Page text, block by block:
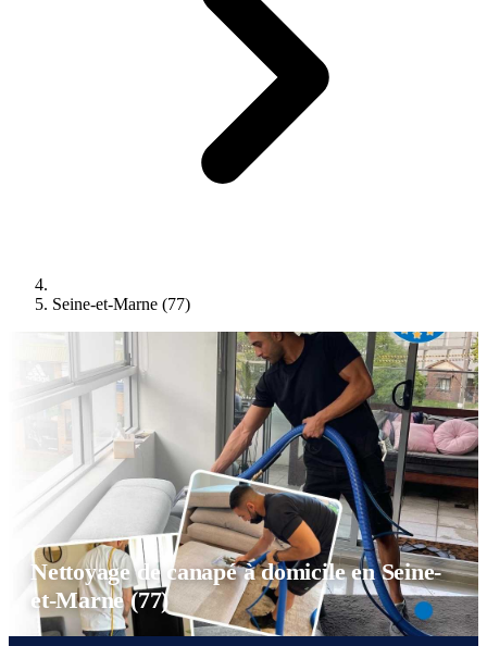
Seine-et-Marne (77)
Nettoyage de canapé à domicile en Seine-
et-Marne (77)